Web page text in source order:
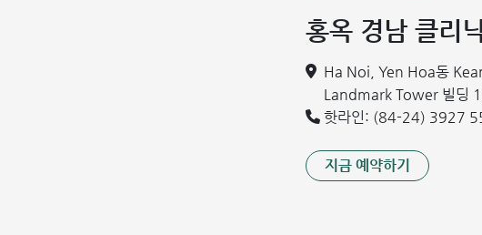
이어지는 내용에서는 아이의 월령별 구체적인 접종 일정(스케줄)과
본 정보는 홍옥 종합병원에서 제공하는 건강 정보입니다. 소중한 우
홍옥 경남 클리닉
Ha Noi, Yen Hoa동
Landmark Tower 빌딩
핫라인: (84-24) 3927
지금 예약하기